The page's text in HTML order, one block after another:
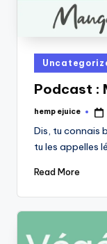
Posted
in
Podcast :
Posted
hemp ejuice
Dis, tu connais
tu les appelles
Read More